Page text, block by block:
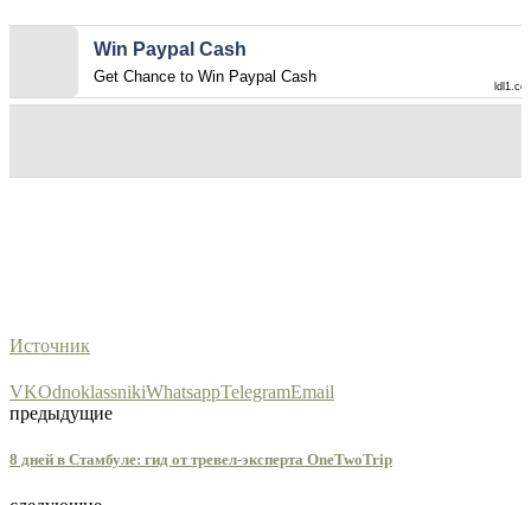
Win Paypal Cash
Get Chance to Win Paypal Cash
Источник
VKOdnoklassnikiWhatsappTelegramEmail
предыдущие
8 дней в Стамбуле: гид от тревел-эксперта OneTwoTrip